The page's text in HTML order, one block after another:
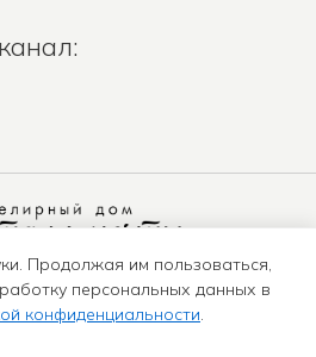
о защите ПД
Оферта
Продолжая им пользоваться,
персональных данных в
конфиденциальности.